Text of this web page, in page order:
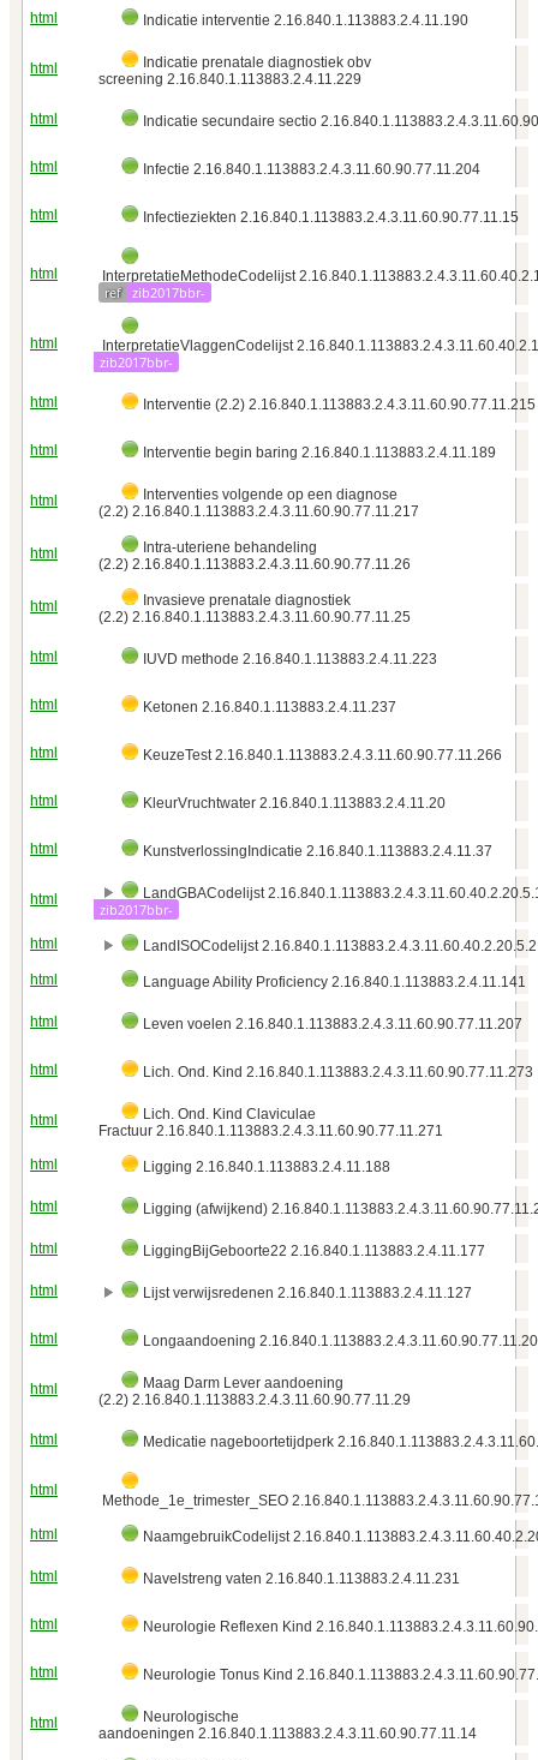
html Indicatie interventie 2.16.840.1.113883.2.4.11.190
html
Indicatie prenatale diagnostiek obv
screening 2.16.840.1.113883.2.4.11.229
html Indicatie secundaire sectio
html Infectie 2.16.840.1.113883.2.4.3.11.60.90.77.11.204
html Infectieziekten 2.16.840.1.113883.2.4.3.11.60.90.77.11.15
html InterpretatieMethodeCodelijst
ref zib2017bbr-
html InterpretatieVlaggenCodelijst
zib2017bbr-
html Interventie (2.2) 2.16.840.1.113883.2.4.3.11.60.90.77.11.215
html Interventie begin baring 2.16.840.1.113883.2.4.11.189
html
Interventies volgende op een diagnose
(2.2) 2.16.840.1.113883.2.4.3.11.60.90.77.11.217
html
Intra-uteriene behandeling
(2.2) 2.16.840.1.113883.2.4.3.11.60.90.77.11.26
html
Invasieve prenatale diagnostiek
(2.2) 2.16.840.1.113883.2.4.3.11.60.90.77.11.25
html IUVD methode 2.16.840.1.113883.2.4.11.223
html Ketonen 2.16.840.1.113883.2.4.11.237
html KeuzeTest 2.16.840.1.113883.2.4.3.11.60.90.77.11.266
html KleurVruchtwater 2.16.840.1.113883.2.4.11.20
html KunstverlossingIndicatie 2.16.840.1.113883.2.4.11.37
html LandGBACodelijst
zib2017bbr-
html
LandISOCodelijst 2.16.840.1.113883.2.4.3.11.60.40.2.20.5.2
html
Language Ability Proficiency 2.16.840.1.113883.2.4.11.141
html Leven voelen 2.16.840.1.113883.2.4.3.11.60.90.77.11.207
html Lich. Ond. Kind 2.16.840.1.113883.2.4.3.11.60.90.77.11.273
html
Lich. Ond. Kind Claviculae
Fractuur 2.16.840.1.113883.2.4.3.11.60.90.77.11.271
html
Ligging 2.16.840.1.113883.2.4.11.188
html Ligging (afwijkend)
html LiggingBijGeboorte22 2.16.840.1.113883.2.4.11.177
html Lijst verwijsredenen 2.16.840.1.113883.2.4.11.127
html Longaandoening
html
Maag Darm Lever aandoening
(2.2) 2.16.840.1.113883.2.4.3.11.60.90.77.11.29
html Medicatie nageboortetijdperk
html
Methode_1e_trimester_SEO
html
NaamgebruikCodelijst
html Navelstreng vaten 2.16.840.1.113883.2.4.11.231
html Neurologie Reflexen Kind
html Neurologie Tonus Kind
html
Neurologische
aandoeningen 2.16.840.1.113883.2.4.3.11.60.90.77.11.14